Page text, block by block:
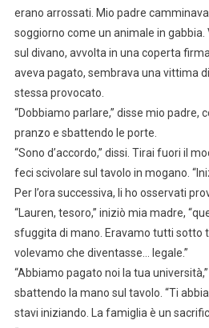
erano arrossati. Mio padre
soggiorno come un animale in
sul divano, avvolta in una coperta
aveva pagato, sembrava una vittima
stessa provocato.
“Dobbiamo parlare,” disse mio padre,
pranzo e sbattendo le porte.
“Sono d’accordo,” dissi. Tirai fuori il
feci scivolare sul tavolo in mogano.
Per l’ora successiva, li ho osservati
“Lauren, tesoro,” iniziò mia madre,
sfuggita di mano. Eravamo tutti sotto
volevamo che diventasse… legale.”
“Abbiamo pagato noi la tua
sbattendo la mano sul tavolo. “Ti
stavi iniziando. La famiglia è un